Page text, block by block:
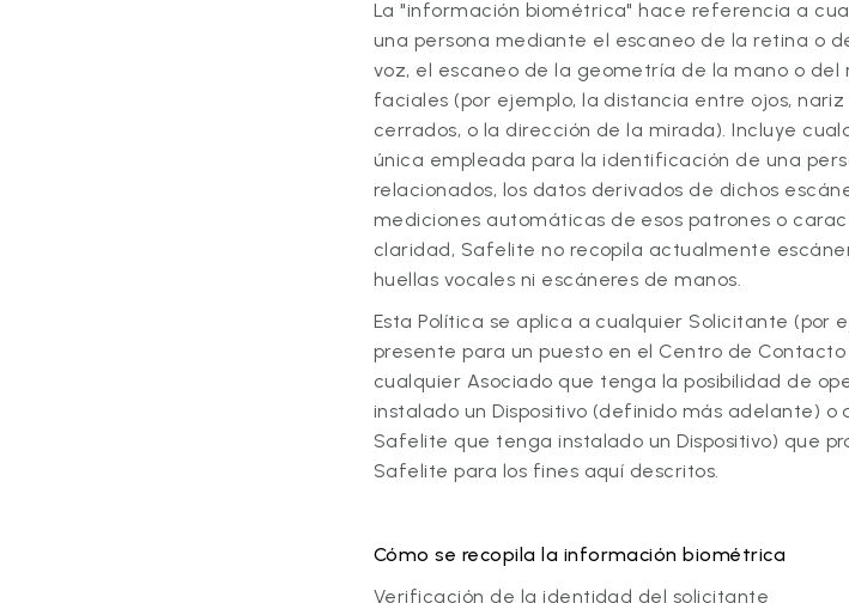
La "información biométrica" hace referencia a
una persona mediante el escaneo de la retina o
voz, el escaneo de la geometría de la mano o del
faciales (por ejemplo, la distancia entre ojos,
cerrados, o la dirección de la mirada). Incluye
única empleada para la identificación de una
relacionados, los datos derivados de dichos
mediciones automáticas de esos patrones o
claridad, Safelite no recopila actualmente
huellas vocales ni escáneres de manos.
Esta Política se aplica a cualquier Solicitante (por
presente para un puesto en el Centro de
cualquier Asociado que tenga la posibilidad de
instalado un Dispositivo (definido más adelante)
Safelite que tenga instalado un Dispositivo) que
Safelite para los fines aquí descritos.
Cómo se recopila la información biométrica
Verificación de la identidad del solicitante